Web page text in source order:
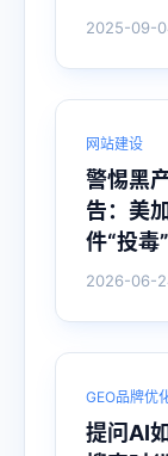
2025-09-
网站建设
警惕黑
告：美
件“投毒
2026-06-
GEO品牌优
提问AI